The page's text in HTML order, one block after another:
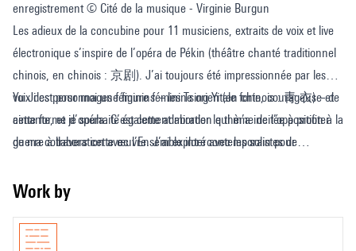
enregistrement © Cité de la musique - Virginie Burgun
Les adieux de la concubine pour 11 musiciens, extraits de voix et live
électronique s’inspire de l’opéra de Pékin (théâtre chanté traditionnel
chinois, en chinois : 京剧). J’ai toujours été impressionnée par les
voix des personnages féminins – les Tsing Yi (en chinois : 青 衣) – de
cette forme d’opéra. C’est cette admiration qui m’a incitée à profiter
de ma collaboration avec l’Ensemble intercontemporain pour
contemporain et des techniques de musique assistée par ordinateur
extraits audio sont empruntés à l’illustre pièce Adieu ma concubine du
Yu Ji est pour moi une figure féminine orientale forte, courageuse et
aimante, et je souhaite également aborder le thème de l’opposition à la
guerre à travers cette œuvre. J’ai exploré avec les solistes de
au traitement électronique live et à la synthèse vocale, je crée une
voix des Tsing Yi. À partir de cette matière, j’explore les possibilités de
Work by